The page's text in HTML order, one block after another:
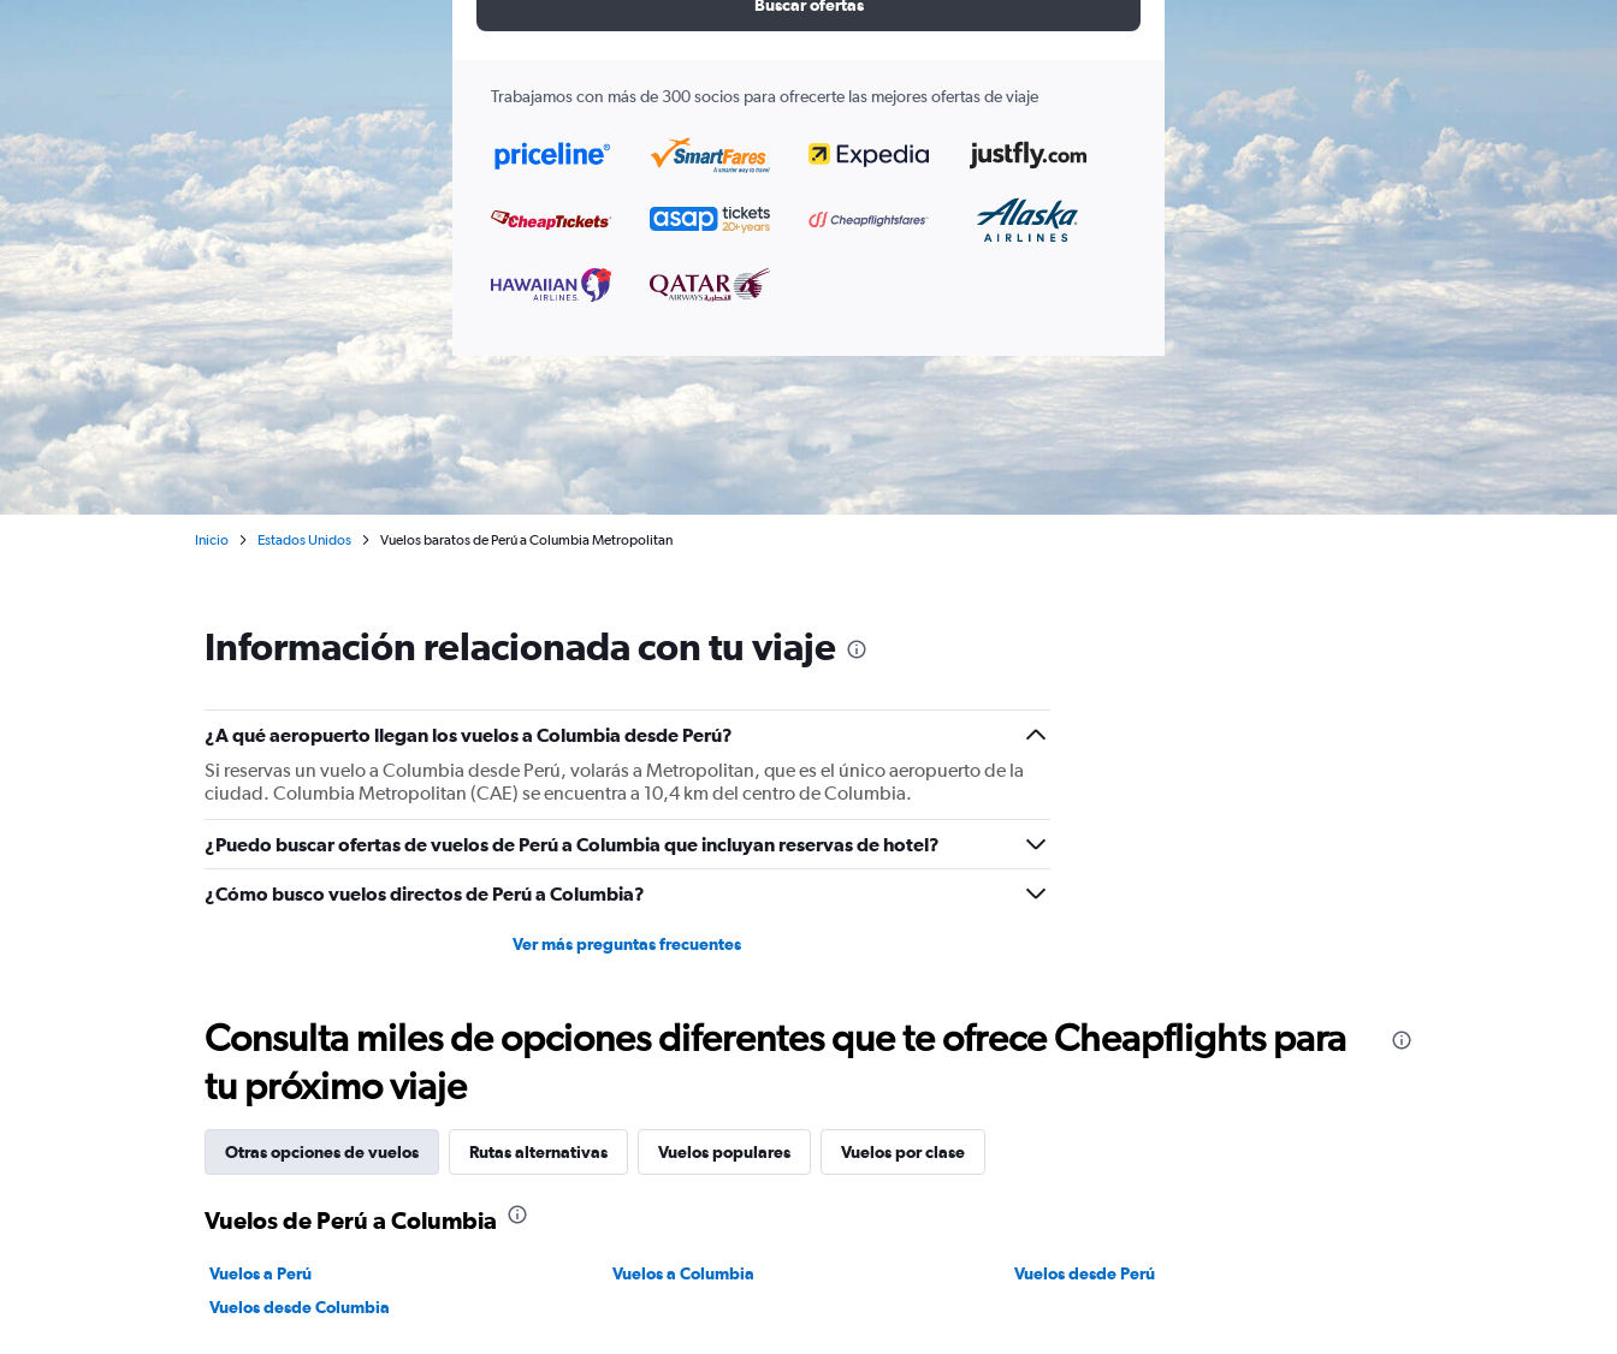
Buscar ofertas
Trabajamos con más de 300 socios para ofrecerte las mejores ofertas de viaje
Inicio Estados Unidos Vuelos baratos de Perú a Columbia Metropolitan
Información relacionada con tu viaje
¿A qué aeropuerto llegan los vuelos a Columbia desde Perú?
Si reservas un vuelo a Columbia desde Perú, volarás a Metropolitan, que es el único aeropuerto de la
ciudad. Columbia Metropolitan (CAE) se encuentra a 10,4 km del centro de Columbia.
¿Puedo buscar ofertas de vuelos de Perú a Columbia que incluyan reservas de hotel?
¿Cómo busco vuelos directos de Perú a Columbia?
Ver más preguntas frecuentes
Consulta miles de opciones diferentes que te ofrece Cheapflights para
tu próximo viaje
Otras opciones de vuelos Rutas alternativas Vuelos populares Vuelos por clase
Vuelos de Perú a Columbia
Vuelos a Perú Vuelos a Columbia
Vuelos desde Perú
Vuelos desde Columbia